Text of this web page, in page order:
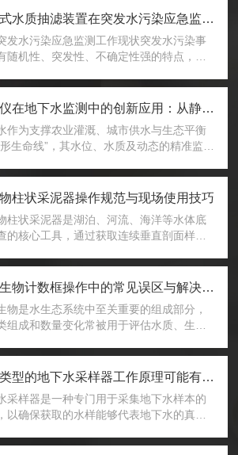
便携式水质抽滤装置在突发水污染应急监测中的应用优势
发水污染应急监测工作现状突发水污染事
随机性、突发性、不确定性强的特点，水
快速扩散蔓延，对区域水环境、生态体系
安全造成不良影响。应急监测作为水污染
预处理、检测分析，快速获取精准的水质
为污染溯源、风险评估、处置方案制定提
支撑。传统水质监测模式多依托实验室固
。传统抽滤设备体积偏大、组件分散、依
供电，设备搬运...
井深仪在地下水监测中的创新应用：从静态测量到动态感知的突破
作为支撑农业灌溉、城市供水与生态平衡
生命线”，其水位、水质及动态的精准监测
依赖人工下井读数或定期采样，存在效率
据滞后、安全风险高等痛点。近年来，随
于测量井体深度的工具，正以“跨界者”身份
水监测领域掀起创新浪潮，推动监测模式
记录”向“主动感知”、从“单点离散”向“全域
越传统井深仪多基于重锤测绳或超声波...
柱状采泥器操作规范与现场使用技巧
柱状采泥器是湖泊、河流、海洋等水体底
的核心工具，通过获取连续垂直剖面样
过程。其规范操作与技巧直接影响样品质
据可靠性，以下从操作规范与使用技巧两
期准备：设备与环境核查•设备检查：使用
面检查采泥器主体（如重力式、箱式）结
性，确保采样管无裂缝、活塞密封良好；
）；若为多管采样器，需确认各管卡...
浮游生物计数框操作中的常见误区与解决方案
物是水生态系统中至关重要的组成部分，
组成和数量变化常被用于评估水质、生态
框（如Utermöhl沉降室）是进行定量分析
工具。然而，在实际操作过程中，研究人
响数据的准确性和可比性。本文将系统梳
生物计数框使用中的常见误区，并提出针
解决方案。一、样本处理不规范许多操作
不同类型的地下水采样器工作原理可能有所不同
采样器是一种专门用于采集地下水样本的
以确保获取的水样能够代表地下水的真实
不同，以下是一些常见的地下水采样器的